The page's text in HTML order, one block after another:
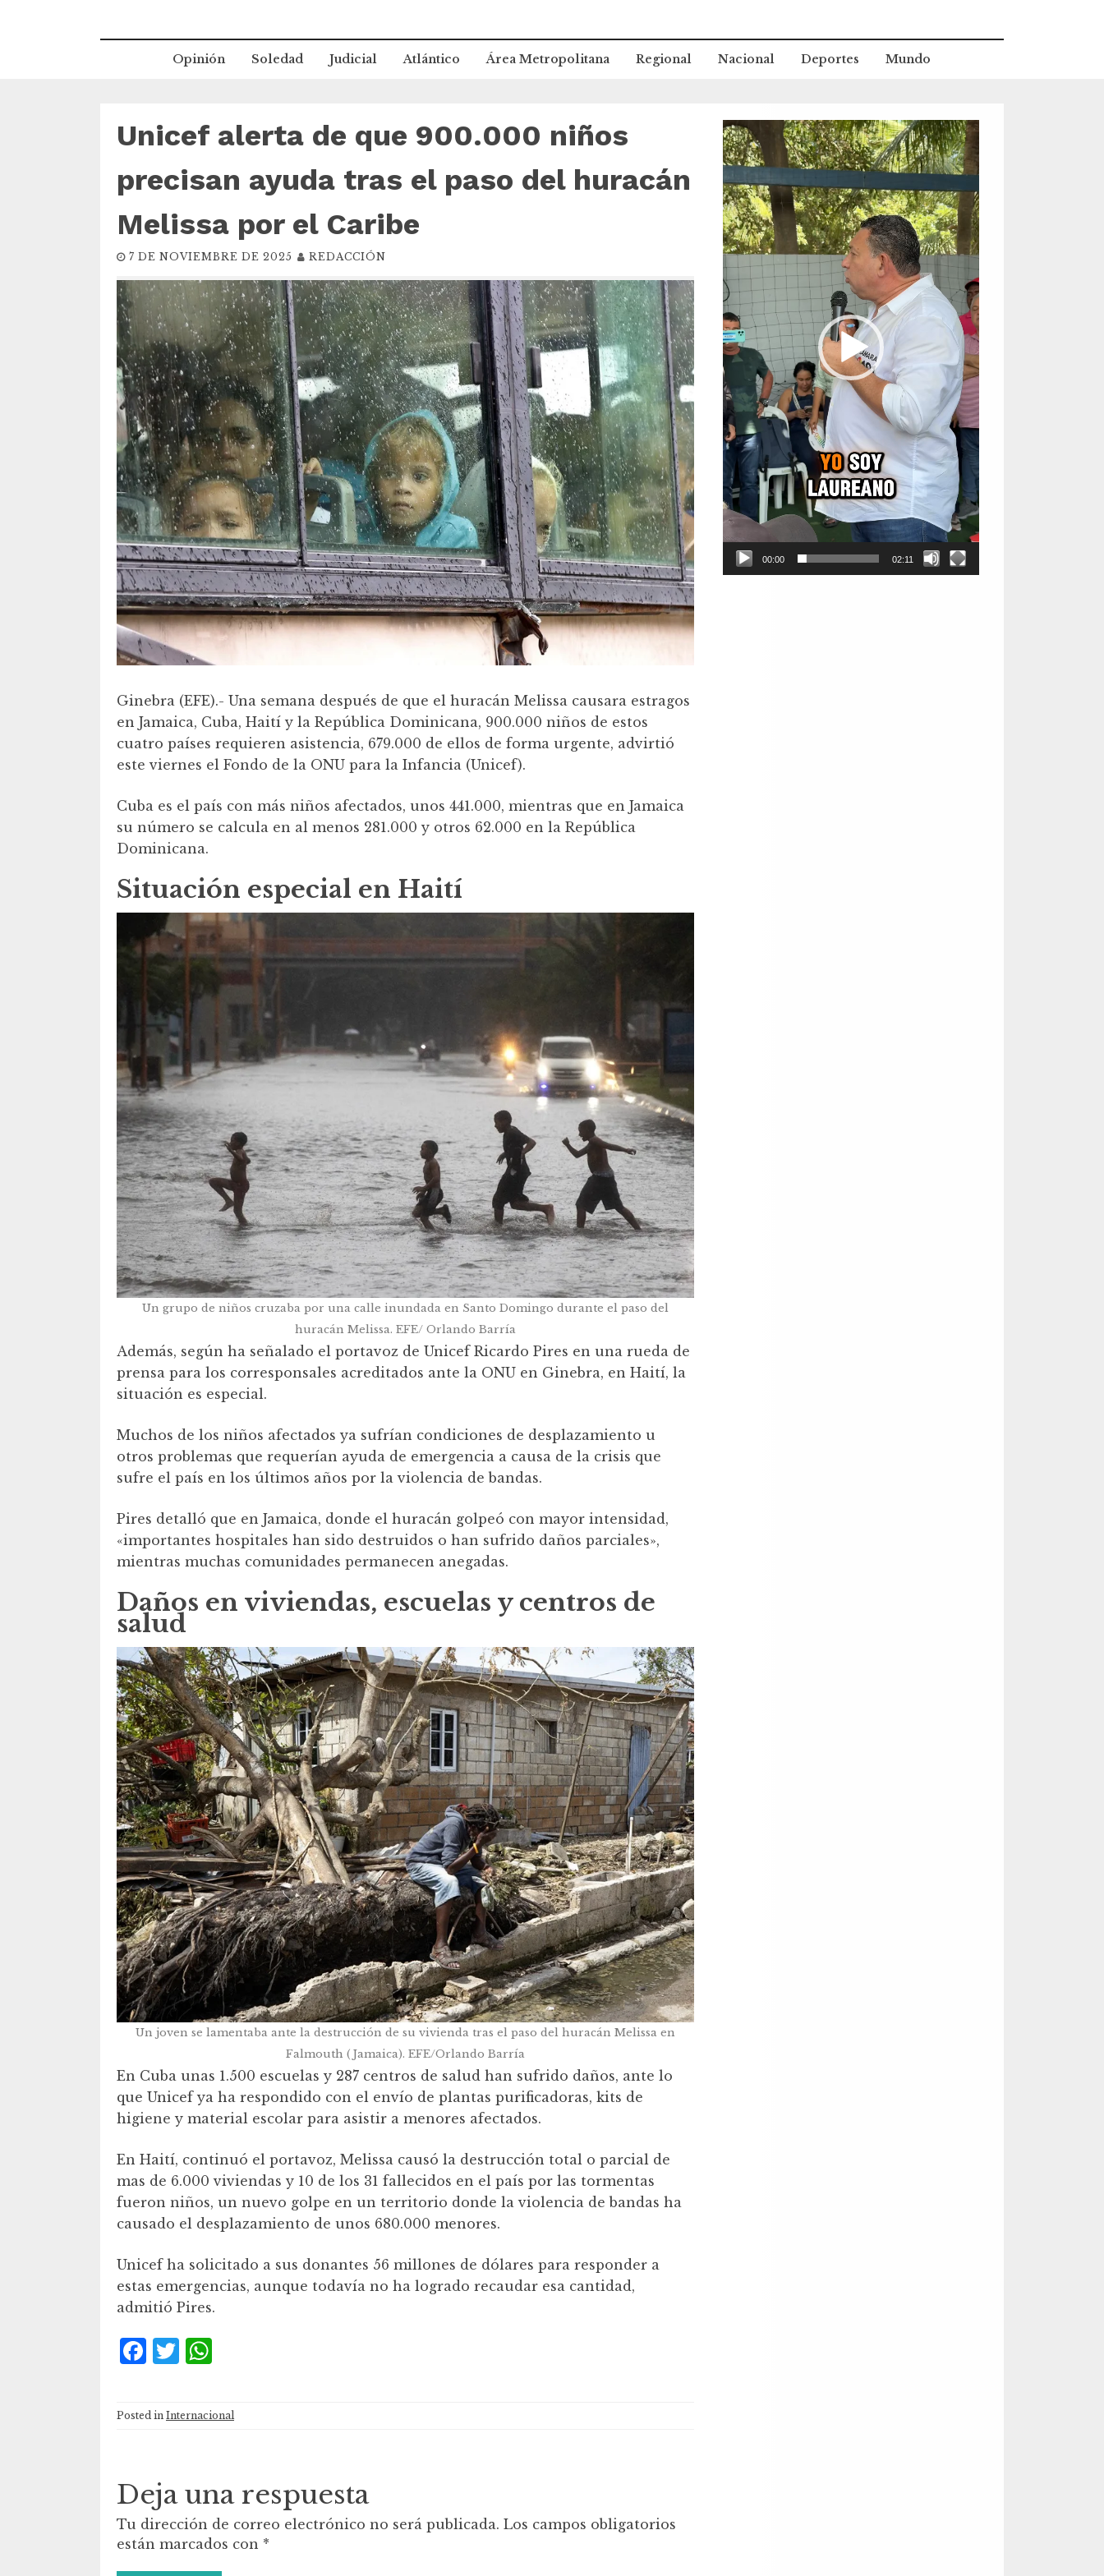
Opinión Soledad Judicial Atlántico Área Metropolitana Regional Nacional Deportes Mundo
Unicef alerta de que 900.000 niños
precisan ayuda tras el paso del huracán
Melissa por el Caribe
7 DE NOVIEMBRE DE 2025 REDACCIÓN
Ginebra (EFE).- Una semana después de que el huracán Melissa causara estragos
en Jamaica, Cuba, Haití y la República Dominicana, 900.000 niños de estos
cuatro países requieren asistencia, 679.000 de ellos de forma urgente, advirtió
este viernes el Fondo de la ONU para la Infancia (Unicef).
Cuba es el país con más niños afectados, unos 441.000, mientras que en Jamaica
su número se calcula en al menos 281.000 y otros 62.000 en la República
Dominicana.
Situación especial en Haití
Un grupo de niños cruzaba por una calle inundada en Santo Domingo durante el paso del
huracán Melissa. EFE/ Orlando Barría
Además, según ha señalado el portavoz de Unicef Ricardo Pires en una rueda de
prensa para los corresponsales acreditados ante la ONU en Ginebra, en Haití, la
situación es especial.
Muchos de los niños afectados ya sufrían condiciones de desplazamiento u
otros problemas que requerían ayuda de emergencia a causa de la crisis que
sufre el país en los últimos años por la violencia de bandas.
Pires detalló que en Jamaica, donde el huracán golpeó con mayor intensidad,
«importantes hospitales han sido destruidos o han sufrido daños parciales»,
mientras muchas comunidades permanecen anegadas.
Daños en viviendas, escuelas y centros de
salud
Un joven se lamentaba ante la destrucción de su vivienda tras el paso del huracán Melissa en
Falmouth (Jamaica). EFE/Orlando Barría
En Cuba unas 1.500 escuelas y 287 centros de salud han sufrido daños, ante lo
que Unicef ya ha respondido con el envío de plantas purificadoras, kits de
higiene y material escolar para asistir a menores afectados.
En Haití, continuó el portavoz, Melissa causó la destrucción total o parcial de
mas de 6.000 viviendas y 10 de los 31 fallecidos en el país por las tormentas
fueron niños, un nuevo golpe en un territorio donde la violencia de bandas ha
causado el desplazamiento de unos 680.000 menores.
Unicef ha solicitado a sus donantes 56 millones de dólares para responder a
estas emergencias, aunque todavía no ha logrado recaudar esa cantidad,
admitió Pires.
F
c
e
o
o
k
T
te
at
s
p
p
Posted in Internacional
Deja una respuesta
Tu dirección de correo electrónico no será publicada. Los campos obligatorios
están marcados con *
Reproductor
de
vídeo
00:00 02:11